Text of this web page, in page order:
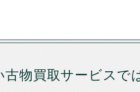
古物買取サービスで